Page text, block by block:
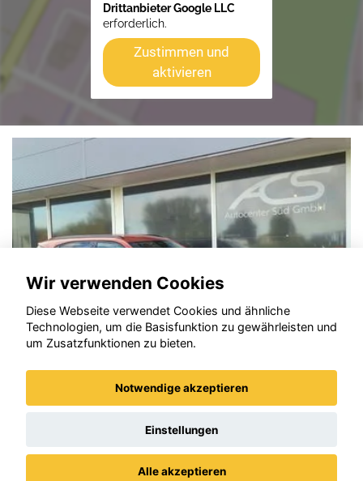
Drittanbieter Google LLC
erforderlich.
Zustimmen und
aktivieren
Opel Frontera
Wir verwenden Cookies
Diese Webseite verwendet Cookies und ähnliche
Technologien, um die Basisfunktion zu gewährleisten und
um Zusatzfunktionen zu bieten.
Notwendige akzeptieren
Einstellungen
Alle akzeptieren